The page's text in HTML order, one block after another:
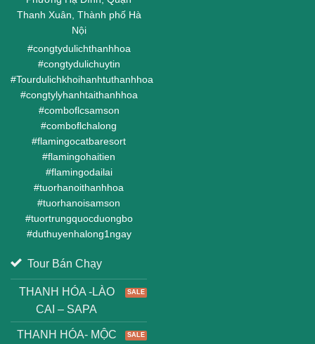
Thanh Xuân, Thành phố Hà
Nội
#congtydulichthanhhoa
#congtydulichuytin
#Tourdulichkhoihanhtuthanhhoa
#congtylyhanhtaithanhhoa
#comboflcsamson
#comboflchalong
#flamingocatbaresort
#flamingohaitien
#flamingodailai
#tuorhanoithanhhoa
#tuorhanoisamson
#tuortrungquocduongbo
#duthuyenhalong1ngay
Tour Bán Chạy
THANH HÓA -LÀO
CAI – SAPA
THANH HÓA- MỘC